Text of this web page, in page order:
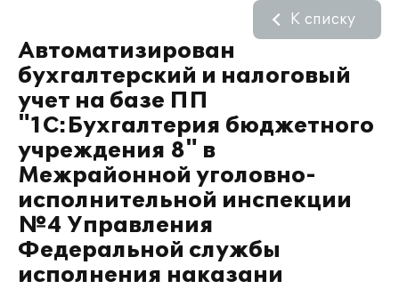
Автоматизирован
бухгалтерский и налоговый
учет на базе ПП
"1С:Бухгалтерия бюджетного
учреждения 8" в
Межрайонной уголовно-
исполнительной инспекции
№4 Управления
Федеральной службы
исполнения наказани
К списку